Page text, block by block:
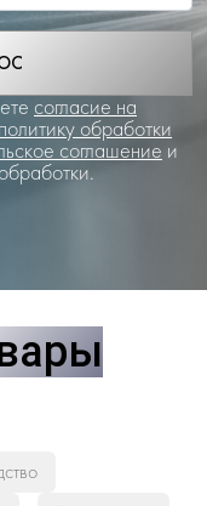
согласие на
политику обработки
соглашение и